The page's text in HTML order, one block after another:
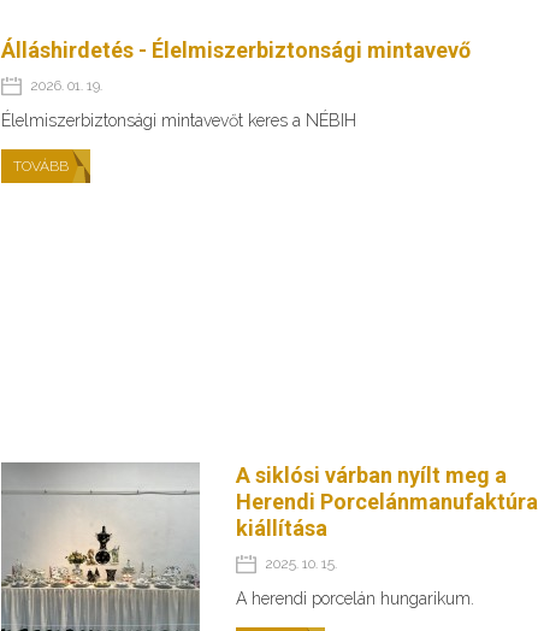
Álláshirdetés - Élelmiszerbiztonsági mintavevő
2026. 01. 19.
Élelmiszerbiztonsági mintavevőt keres a NÉBIH
TOVÁBB
A siklósi várban nyílt meg a
Herendi Porcelánmanufaktúra
kiállítása
2025. 10. 15.
A herendi porcelán hungarikum.